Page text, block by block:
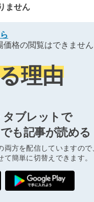
ません
格の閲覧はできません
理由
タブレットで
も記事が読める
方を配信していますので、
簡単に切替えできます。